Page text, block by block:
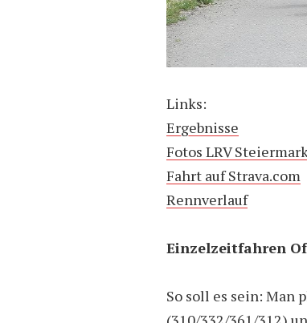
Links:
Ergebnisse
Fotos LRV
Fahrt auf Strava.com
Rennverlauf
Einzelzeitfahren
So soll es sein: Man